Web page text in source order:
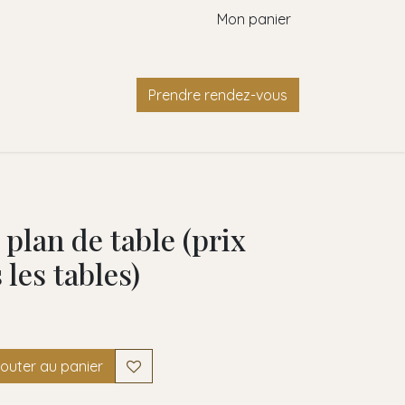
Mon panier
Prendre rendez-vous
de table (prix
tables)
au panier